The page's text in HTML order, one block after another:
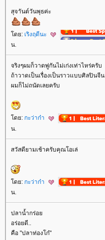
สุจาันต์วันพุธค่ะ
ดย: เริงฤดีนะ
น.
จริงๆผมก็วาดพู่กันไม่เก่งเท่าไหร่ครับ
ถ้าวาดเป็นเรื่องเป็นราวแบบศิลปินจีน
ผมก็ไม่ถนัดเลยครับ
ดย: กะว่าก๋า
น.
สวัสดียามเช้าครับคุณโอเล่
ดย: กะว่าก๋า
น.
ปลาน้ำกร่อ
อร่อยดี..
คือ "ปลาท่องโก๋"